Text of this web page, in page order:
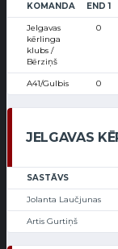
KOMANDA END 1
Jelgavas
kērlinga
klubs /
Bērziņš
0
A41/Gulbis 0
JELGAVAS
SASTĀVS
Jolanta Laučjunas
Artis Gurtiņš